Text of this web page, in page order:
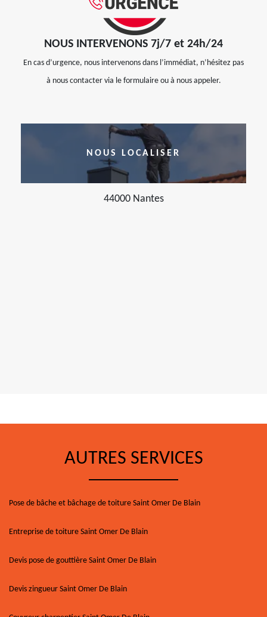
NOUS INTERVENONS 7j/7 et 24h/24
En cas d’urgence, nous intervenons dans l’immédiat, n’hésitez pas
à nous contacter via le formulaire ou à nous appeler.
NOUS LOCALISER
44000 Nantes
AUTRES SERVICES
Pose de bâche et bâchage de toiture Saint Omer De Blain
Entreprise de toiture Saint Omer De Blain
Devis pose de gouttière Saint Omer De Blain
Devis zingueur Saint Omer De Blain